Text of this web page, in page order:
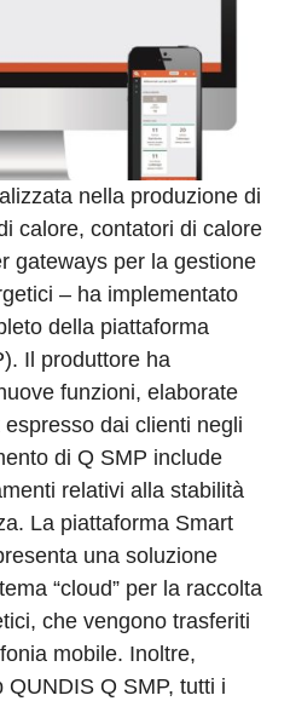
nella produzione di
calore, contatori di calore
gateways per la gestione
– ha implementato
della piattaforma
Il produttore ha
funzioni, elaborate
dai clienti negli
di Q SMP include
relativi alla stabilità
La piattaforma Smart
una soluzione
“cloud” per la raccolta
che vengono trasferiti
mobile. Inoltre,
Q SMP, tutti i